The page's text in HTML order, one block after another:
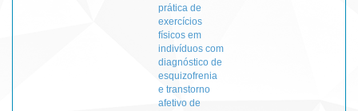
prática de
exercícios
físicos em
indivíduos com
diagnóstico de
esquizofrenia
e transtorno
afetivo de